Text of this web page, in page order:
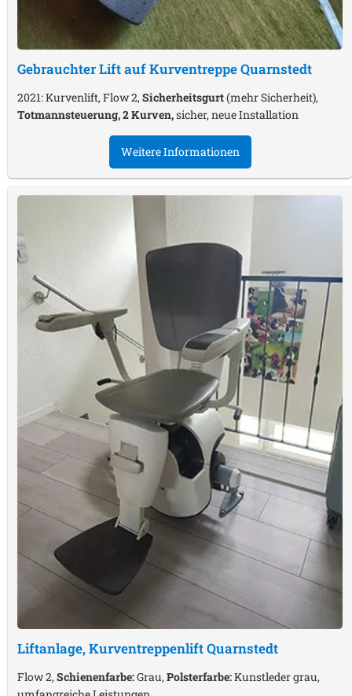
Gebrauchter Lift auf KurventreppeQuarnstedt
2021: Kurvenlift, Flow 2, Sicherheitsgurt(mehr Sicherheit),
Totmannsteuerung, 2 Kurven,sicher, neue Installation
Weitere Informationen
Liftanlage, KurventreppenliftQuarnstedt
Flow 2,Schienenfarbe:Grau,Polsterfarbe:Kunstleder grau,